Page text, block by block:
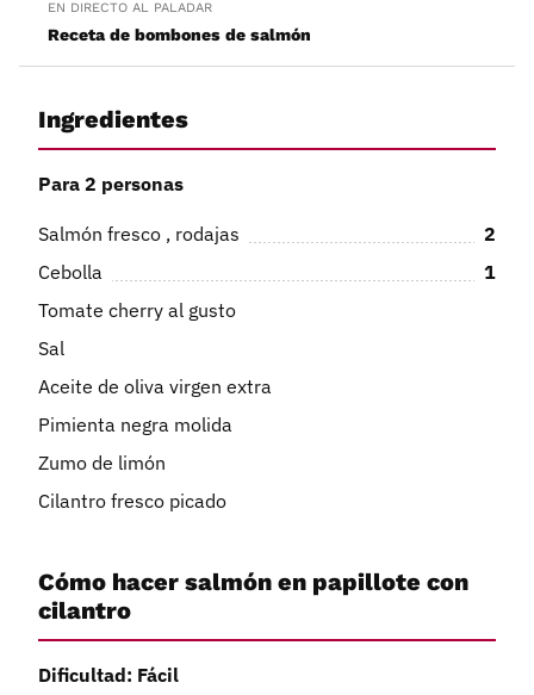
EN DIRECTO AL PALADAR
Receta de bombones de salmón
Ingredientes
Para 2 personas
Salmón fresco , rodajas
2
Cebolla
1
Tomate cherry al gusto
Sal
Aceite de oliva virgen extra
Pimienta negra molida
Zumo de limón
Cilantro fresco picado
Cómo hacer salmón en papillote con
cilantro
Dificultad: Fácil